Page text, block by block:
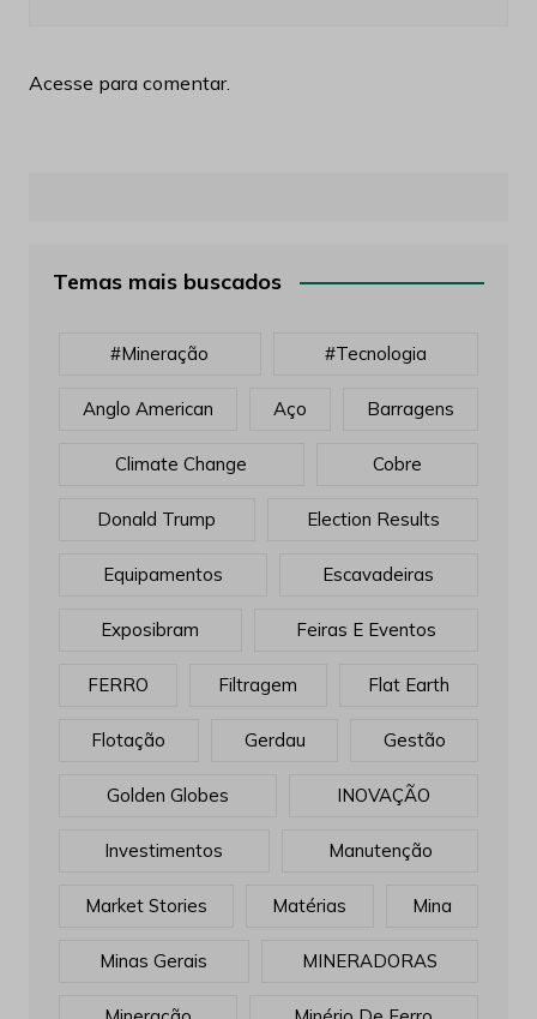
Acesse para comentar.
Temas mais buscados
#mineração #tecnologia
Anglo American Aço Barragens
Climate Change Cobre
Donald Trump Election Results
Equipamentos Escavadeiras
Exposibram Feiras E Eventos
FERRO Filtragem Flat Earth
Flotação Gerdau Gestão
Golden Globes INOVAÇÃO
Investimentos Manutenção
Market Stories Matérias Mina
Minas Gerais MINERADORAS